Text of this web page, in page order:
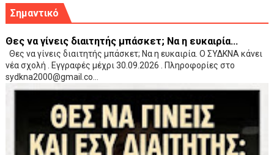
Σημαντικό
Θες να γίνεις διαιτητής μπάσκετ; Να η ευκαιρία...
Θες να γίνεις διαιτητής μπάσκετ; Να η ευκαιρία. Ο ΣΥΔΚΝΑ κάνει
νέα σχολή . Εγγραφές μέχρι 30.09.2026 . Πληροφορίες στο
sydkna2000@gmail.co...